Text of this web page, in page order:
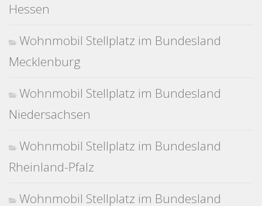
Hessen
Wohnmobil Stellplatz im Bundesland
Mecklenburg
Wohnmobil Stellplatz im Bundesland
Niedersachsen
Wohnmobil Stellplatz im Bundesland
Rheinland-Pfalz
Wohnmobil Stellplatz im Bundesland